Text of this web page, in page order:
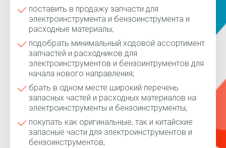
поставить в продажу запчасти для
электроинструмента и бензоинструмента и
расходные материалы;
подобрать минимальный ходовой ассортимент
запчастей и расходников для
электроинструментов и бензоинтрументов для
начала нового направления;
брать в одном месте широкий перечень
запасных частей и расходных материалов на
электроинструменты и бензоинструменты;
покупать как оригинальные, так и китайские
запасные части для электроинструментов и
бензоинструментов;